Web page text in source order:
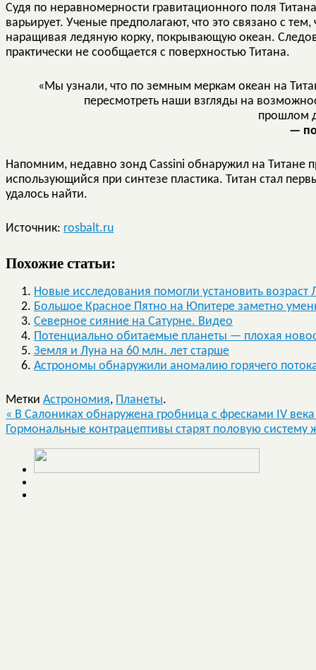
Судя по неравномерности гравитационного поля
варьирует. Ученые предполагают, что это связано с
наращивая ледяную корку, покрывающую океан.
практически не сообщается с поверхностью Титана.
«Мы узнали, что по земным меркам океан на
пересмотреть наши взгляды на
прошлом
—
Напомним, недавно зонд Cassini обнаружил на Титане
использующийся при синтезе пластика. Титан стал
удалось найти.
Источник: rosbalt.ru
Похожие статьи:
Новые исследования помогли установить возраст
Большое Красное Пятно на Юпитере заметно
Северное сияние на Сатурне. Видео
Потенциально обитаемые планеты — плохая
Земля и Луна на 60 млн. лет старше
Астрономы обнаружили аномалию горячего
Метки Астрономия, Планеты.
« В Салониках обнаружена гробница с фресками IV
Гормональные контрацептивы старят половую